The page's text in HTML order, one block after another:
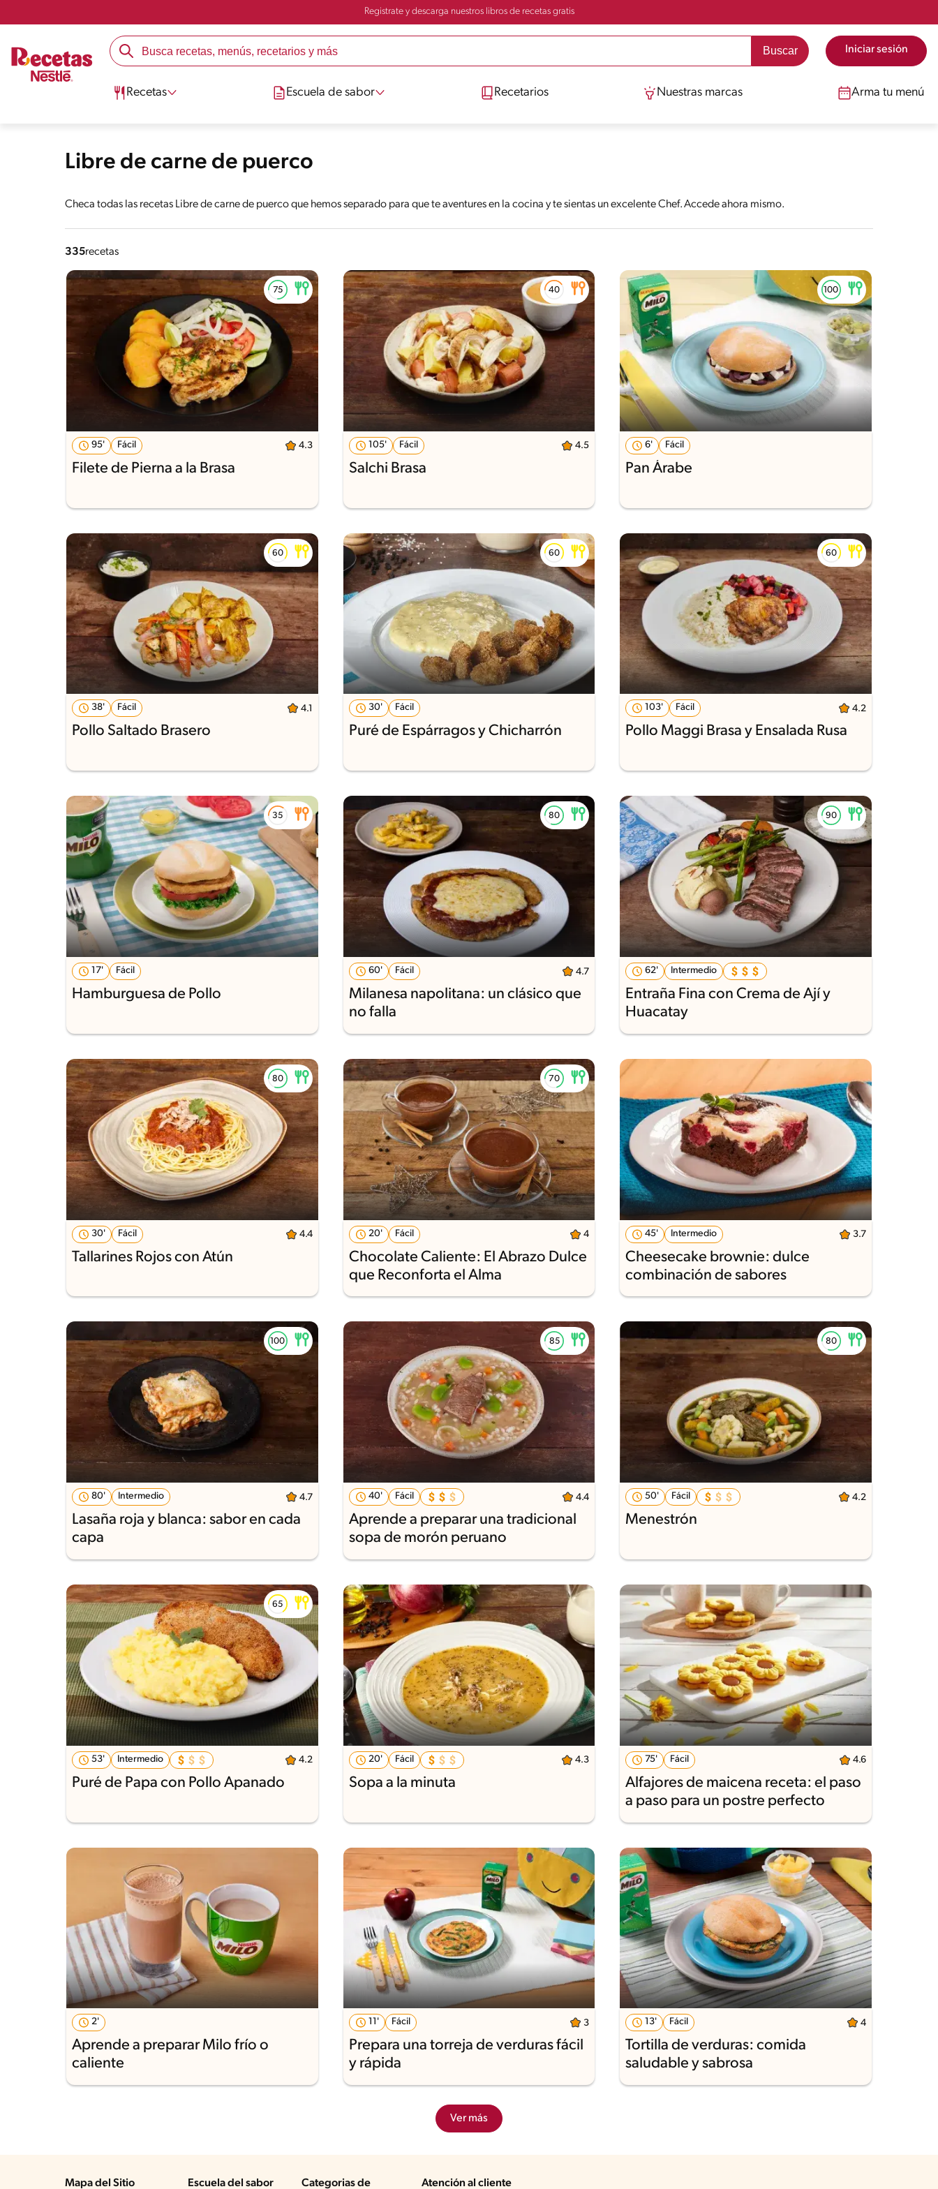
Registrate y descarga nuestros libros de recetas gratis
Iniciar sesión
Recetas Escuela de sabor Recetarios Nuestras marcas Arma tu menú
Libre de carne de puerco
Checa todas las recetas Libre de carne de puerco que hemos separado para que te aventures en la cocina y te sientas un excelente Chef. Accede ahora mismo.
335recetas
95' Fácil 4.3
Filete de Pierna a la Brasa
105' Fácil 4.5
Salchi Brasa
6' Fácil
Pan Árabe
38' Fácil 4.1
Pollo Saltado Brasero
30' Fácil
Puré de Espárragos y Chicharrón
103' Fácil 4.2
Pollo Maggi Brasa y Ensalada Rusa
17' Fácil
Hamburguesa de Pollo
60' Fácil 4.7
Milanesa napolitana: un clásico que
no falla
62' Intermedio
Entraña Fina con Crema de Ají y
Huacatay
30' Fácil 4.4
Tallarines Rojos con Atún
20' Fácil 4
Chocolate Caliente: El Abrazo Dulce
que Reconforta el Alma
45' Intermedio 3.7
Cheesecake brownie: dulce
combinación de sabores
80' Intermedio 4.7
Lasaña roja y blanca: sabor en cada
capa
40' Fácil 4.4
Aprende a preparar una tradicional
sopa de morón peruano
50' Fácil 4.2
Menestrón
53' Intermedio 4.2
Puré de Papa con Pollo Apanado
20' Fácil 4.3
Sopa a la minuta
75' Fácil 4.6
Alfajores de maicena receta: el paso
a paso para un postre perfecto
2'
Aprende a preparar Milo frío o
caliente
11' Fácil 3
Prepara una torreja de verduras fácil
y rápida
13' Fácil 4
Tortilla de verduras: comida
saludable y sabrosa
Ver más
Mapa del Sitio Escuela del sabor Categorias de Atención al cliente